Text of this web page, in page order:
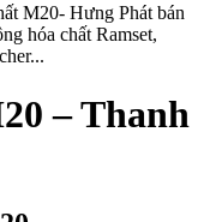
M20- Hưng Phát bán
hóa chất Ramset,
– Thanh